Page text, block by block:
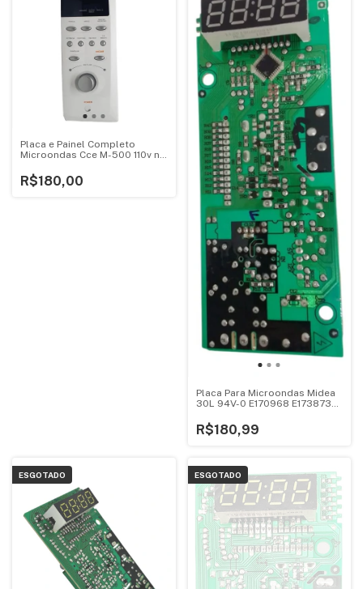
Placa e Painel Completo
Microondas Cce M-500 110v no
R$180,00
Placa Para Microondas Midea
30L 94V-0 E170968 E173873
R$180,99
ESGOTADO ESGOTADO